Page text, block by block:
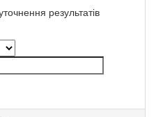
результатів